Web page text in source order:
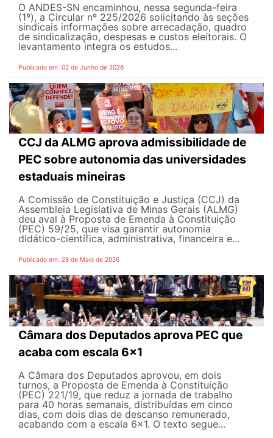
O ANDES-SN encaminhou, nessa segunda-feira
(1º), a Circular nº 225/2026 solicitando às seções
sindicais informações sobre arrecadação, quadro
de sindicalização, despesas e custos eleitorais. O
levantamento integra os estudos...
Publicado em: 02 de Junho de 2026
CCJ da ALMG aprova admissibilidade de
PEC sobre autonomia das universidades
estaduais mineiras
A Comissão de Constituição e Justiça (CCJ) da
Assembleia Legislativa de Minas Gerais (ALMG)
deu aval à Proposta de Emenda à Constituição
(PEC) 59/25, que visa garantir autonomia
didático-científica, administrativa, financeira e...
Publicado em: 28 de Maio de 2026
Câmara dos Deputados aprova PEC que
acaba com escala 6x1
A Câmara dos Deputados aprovou, em dois
turnos, a Proposta de Emenda à Constituição
(PEC) 221/19, que reduz a jornada de trabalho
para 40 horas semanais, distribuídas em cinco
dias, com dois dias de descanso remunerado,
acabando com a escala 6x1. O texto segue...